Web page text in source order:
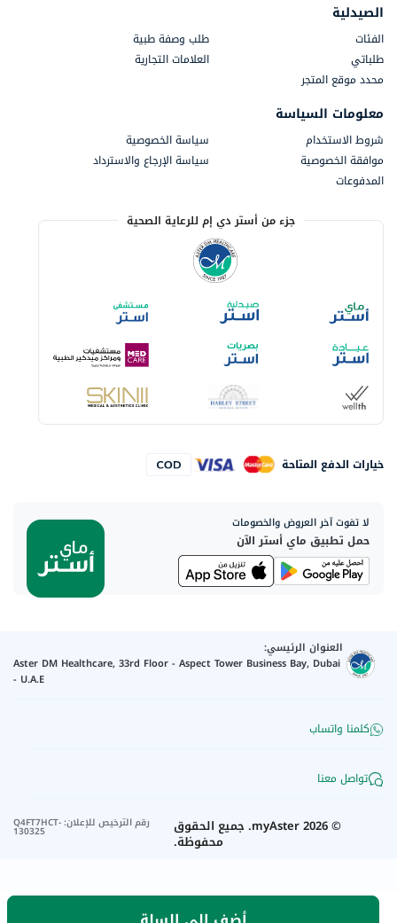
الصيدلية
الفئات
طلب وصفة طبية
طلباتي
العلامات التجارية
محدد موقع المتجر
معلومات السياسة
شروط الاستخدام
سياسة الخصوصية
موافقة الخصوصية
سياسة الإرجاع والاسترداد
المدفوعات
جزء من أستر دي إم للرعاية الصحية
خيارات الدفع المتاحة
لا تفوت آخر العروض والخصومات
حمل تطبيق ماي أستر الآن
العنوان الرئيسي:
Aster DM Healthcare, 33rd Floor - Aspect Tower Business Bay, Dubai
- U.A.E
كلمنا واتساب
تواصل معنا
©
2026
myAster. جميع الحقوق
محفوظة.
رقم الترخيص للإعلان:
Q4FT7HCT-
130325